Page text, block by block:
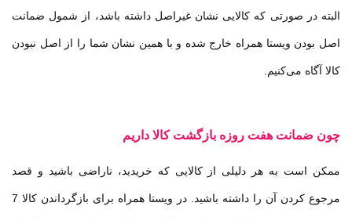
البته در صورتی که کالایی نشان غیراصل داشته باشد، از شمول ضمانت
اصل بودن ویستا همراه خارج شده و با همین نشان شما را از اصل نبودن
کالا آگاه می‌کنیم.
چون ضمانت هفت روزه بازگشت کالا داریم
ممکن است به هر دلیلی از کالایی که خریدید، ناراضی باشید و قصد
مرجوع کردن آن را داشته باشید. در ویستا همراه برای بازگرداندن کالا 7